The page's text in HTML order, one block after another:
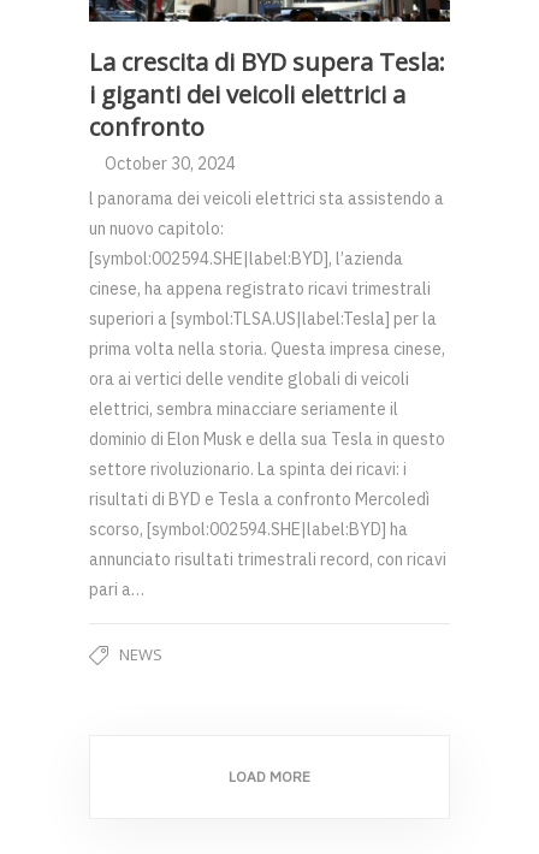
La crescita di BYD supera Tesla:
i giganti dei veicoli elettrici a
confronto
October 30, 2024
l panorama dei veicoli elettrici sta assistendo a
un nuovo capitolo:
[symbol:002594.SHE|label:BYD], l’azienda
cinese, ha appena registrato ricavi trimestrali
superiori a [symbol:TLSA.US|label:Tesla] per la
prima volta nella storia. Questa impresa cinese,
ora ai vertici delle vendite globali di veicoli
elettrici, sembra minacciare seriamente il
dominio di Elon Musk e della sua Tesla in questo
settore rivoluzionario. La spinta dei ricavi: i
risultati di BYD e Tesla a confronto Mercoledì
scorso, [symbol:002594.SHE|label:BYD] ha
annunciato risultati trimestrali record, con ricavi
pari a…
NEWS
LOAD MORE